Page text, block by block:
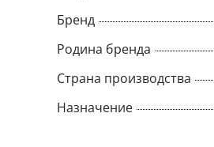
Бренд
Родина бренда
Страна производства
Назначение